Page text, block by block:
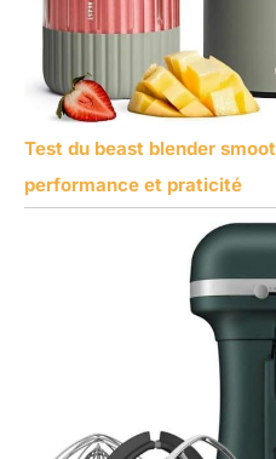
Test du beast blender
performance et praticité